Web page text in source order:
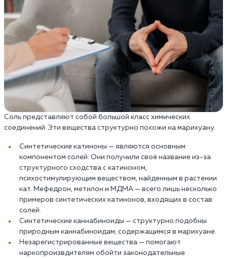
Соль представляют собой большой класс химических
соединений. Эти вещества структурно похожи на марихуану.
Синтетические катиноны — являются основным
компонентом солей. Они получили своё название из-за
структурного сходства с катиноном,
психостимулирующим веществом, найденным в растении
кат. Мефедрон, метилон и МДМА — всего лишь несколько
примеров синтетических катинонов, входящих в состав
солей.
Синтетические каннабиноиды — структурно подобны
природным каннабиноидам, содержащимся в марихуане.
Незарегистрированные вещества — помогают
наркопроизвдителям обойти законодательные